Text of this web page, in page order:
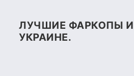
ЛУЧШИЕ ФАРКОПЫ
УКРАИНЕ.